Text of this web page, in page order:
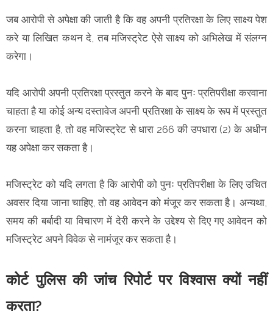
जब आरोपी से अपेक्षा की जाती है कि वह अपनी प्रतिरक्षा के लिए साक्ष्य पेश
करे या लिखित कथन दे, तब मजिस्ट्रेट ऐसे साक्ष्य को अभिलेख में संलग्न
करेगा।
यदि आरोपी अपनी प्रतिरक्षा प्रस्तुत करने के बाद पुनः प्रतिपरीक्षा करवाना
चाहता है या कोई अन्य दस्तावेज अपनी प्रतिरक्षा के साक्ष्य के रूप में प्रस्तुत
करना चाहता है, तो वह मजिस्ट्रेट से धारा 266 की उपधारा (2) के अधीन
यह अपेक्षा कर सकता है।
मजिस्ट्रेट को यदि लगता है कि आरोपी को पुनः प्रतिपरीक्षा के लिए उचित
अवसर दिया जाना चाहिए, तो वह आवेदन को मंजूर कर सकता है। अन्यथा,
समय की बर्बादी या विचारण में देरी करने के उद्देश्य से दिए गए आवेदन को
मजिस्ट्रेट अपने विवेक से नामंजूर कर सकता है।
कोर्ट पुलिस की जांच रिपोर्ट पर विश्वास क्यों नहीं
करता?